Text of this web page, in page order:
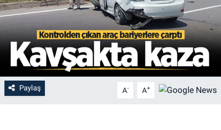
Paylaş A- A+